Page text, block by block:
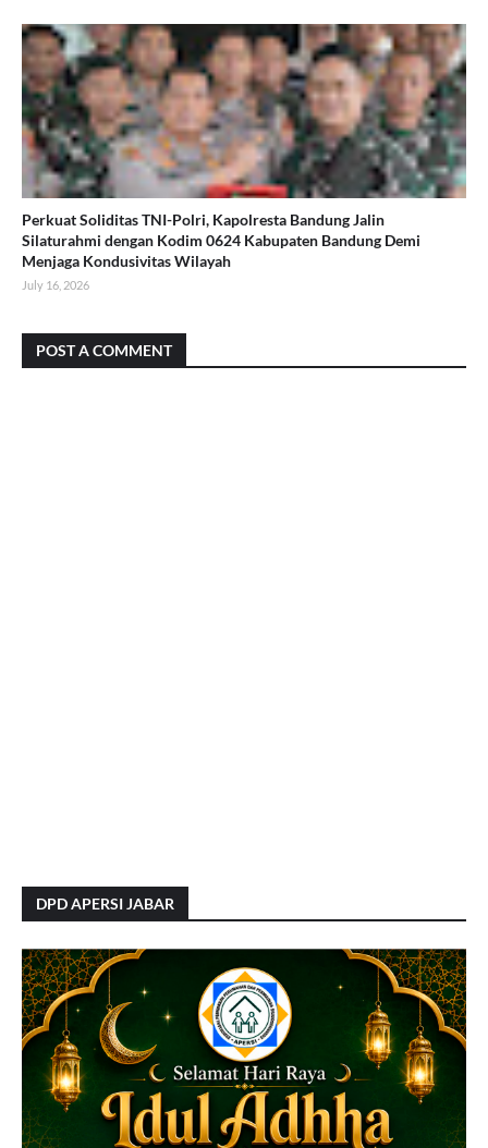
Perkuat Soliditas TNI-Polri, Kapolresta Bandung Jalin
Silaturahmi dengan Kodim 0624 Kabupaten Bandung Demi
Menjaga Kondusivitas Wilayah
July 16, 2026
POST A COMMENT
DPD APERSI JABAR